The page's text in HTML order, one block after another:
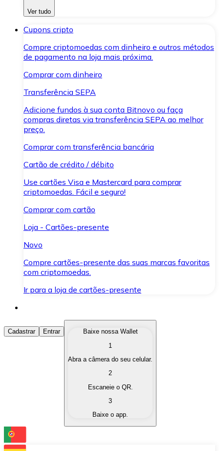
Ver tudo
Cupons cripto
Compre criptomoedas com dinheiro e outros métodos
de pagamento na loja mais próxima.
Comprar com dinheiro
Transferência SEPA
Adicione fundos à sua conta Bitnovo ou faça
compras diretas via transferência SEPA ao melhor
preço.
Comprar com transferência bancária
Cartão de crédito / débito
Use cartões Visa e Mastercard para comprar
criptomoedas. Fácil e seguro!
Comprar com cartão
Loja - Cartões-presente
Novo
Compre cartões-presente das suas marcas favoritas
com criptomoedas.
Ir para a loja de cartões-presente
Comprar Criptomoedas
Compre as criptomoedas de seu interesse de forma
Converta suas criptomoedas em moeda fiduciária
Troque uma criptomoeda por outra
Cadastrar Entrar
Baixe nossa Wallet
1
Abra a câmera do seu celular.
2
Escaneie o QR.
3
Baixe o app.